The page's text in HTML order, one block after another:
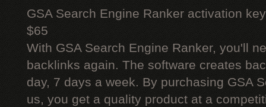
GSA Search Engine Ranker activation key
$65
With GSA Search Engine Ranker, you'll
backlinks again. The software creates
day, 7 days a week. By purchasing GSA
us, you get a quality product at a